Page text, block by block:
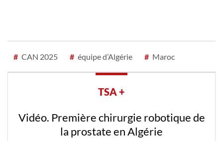
# CAN 2025 # équipe d’Algérie # Maroc
TSA +
Vidéo. Première chirurgie robotique de
la prostate en Algérie